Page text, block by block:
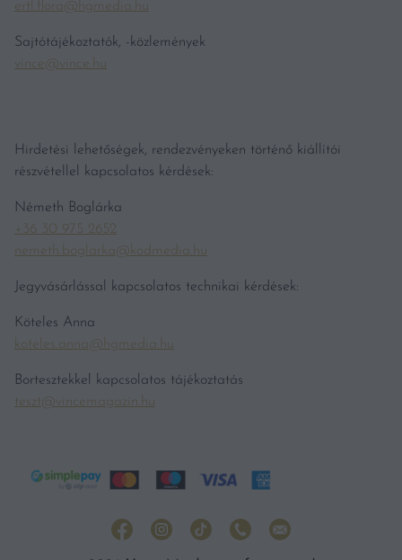
ertl.flora@hgmedia.hu
Sajtótájékoztatók, -közlemények
vince@vince.hu
Hirdetési lehetőségek, rendezvényeken történő kiállítói
részvétellel kapcsolatos kérdések:
Németh Boglárka
+36 30 975 2652
nemeth.boglarka@kodmedia.hu
Jegyvásárlással kapcsolatos technikai kérdések:
Köteles Anna
koteles.anna@hgmedia.hu
Bortesztekkel kapcsolatos tájékoztatás
teszt@vincemagazin.hu